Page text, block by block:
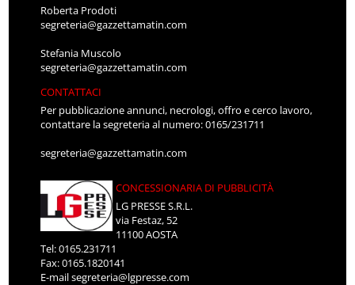
Roberta Prodoti
segreteria@gazzettamatin.com
Stefania Muscolo
segreteria@gazzettamatin.com
CONTATTACI
Per pubblicazione annunci, necrologi, offro e cerco lavoro,
contattare la segreteria al numero: 0165/231711
segreteria@gazzettamatin.com
CONCESSIONARIA DI PUBBLICITÀ
LG PRESSE S.R.L.
via Festaz, 52
11100 AOSTA
Tel: 0165.231711
Fax: 0165.1820141
E-mailsegreteria@lgpresse.com